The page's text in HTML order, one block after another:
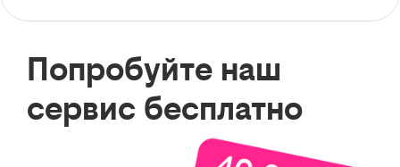
Попробуйте наш
сервис бесплатно